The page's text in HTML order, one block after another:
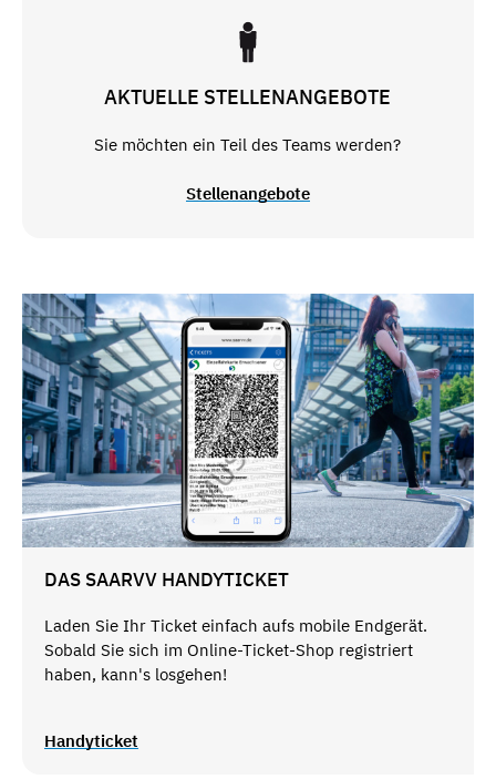
AKTUELLE STELLENANGEBOTE
Sie möchten ein Teil des Teams werden?
Stellenangebote
DAS SAARVV HANDYTICKET
Laden Sie Ihr Ticket einfach aufs mobile Endgerät.
Sobald Sie sich im Online-Ticket-Shop registriert
haben, kann's losgehen!
Handyticket